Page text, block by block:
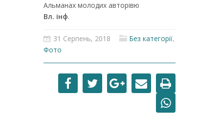
Альманах молодих авторівю
Вл. інф.
31 Серпень, 2018 Без категорії,
Фото